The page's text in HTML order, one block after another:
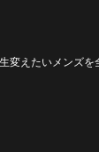
変えたいメンズを